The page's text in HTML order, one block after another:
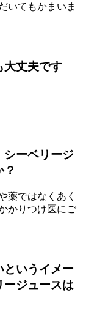
いてもかまいま
大丈夫です
シーベリージ
薬ではなくあく
かりつけ医にご
というイメー
ージュースは